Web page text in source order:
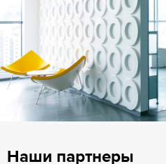
Наши партнеры